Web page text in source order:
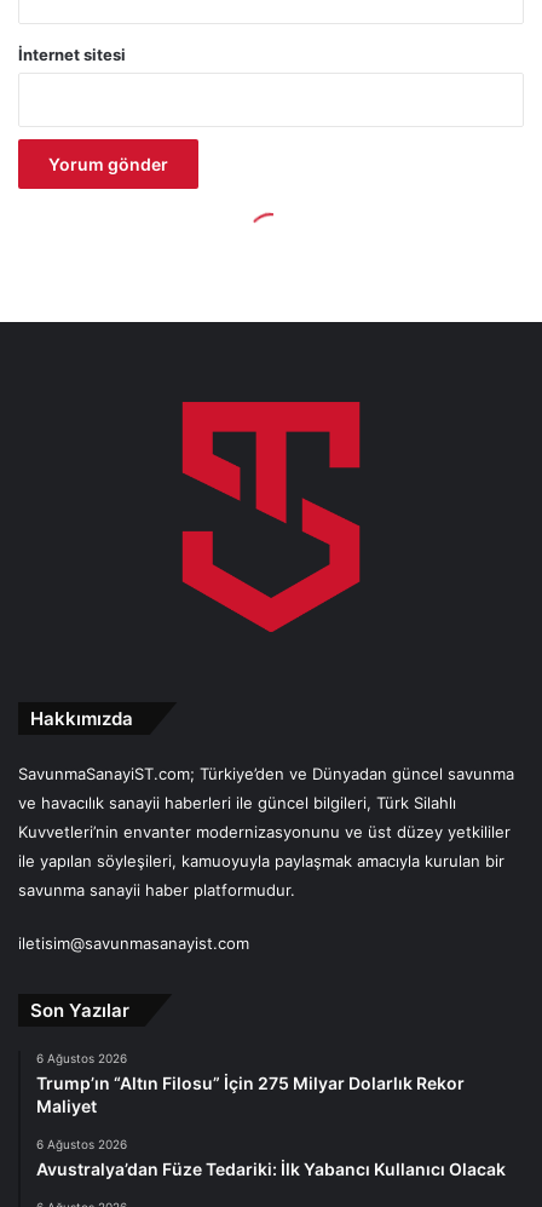
Hakkımızda
SavunmaSanayiST.com; Türkiye’den ve Dünyadan güncel savunma
ve havacılık sanayii haberleri ile güncel bilgileri, Türk Silahlı
Kuvvetleri’nin envanter modernizasyonunu ve üst düzey yetkililer
ile yapılan söyleşileri, kamuoyuyla paylaşmak amacıyla kurulan bir
savunma sanayii haber platformudur.
iletisim@savunmasanayist.com
Son Yazılar
6 Ağustos 2026
Trump’ın “Altın Filosu” İçin 275 Milyar Dolarlık Rekor
Maliyet
6 Ağustos 2026
Avustralya’dan Füze Tedariki: İlk Yabancı Kullanıcı Olacak